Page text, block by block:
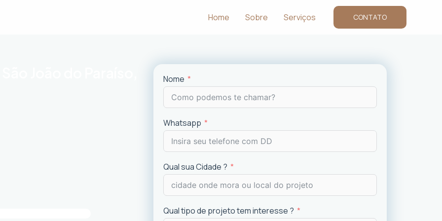
Home Sobre Serviços CONTATO
Nome
Whatsapp
Qual sua Cidade ?
Qual tipo de projeto tem interesse ?